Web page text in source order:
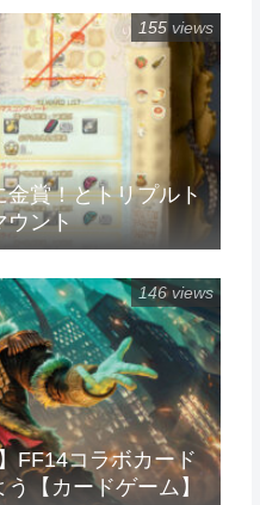
賞！とトリプルト
ウント
155 views
FF14コラボカード
【カードゲーム】
146 views